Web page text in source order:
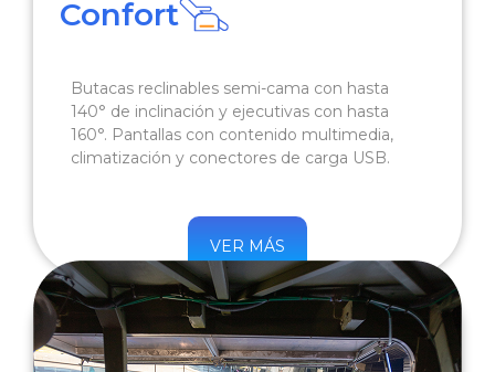
Confort
Butacas reclinables semi-cama con hasta
140° de inclinación y ejecutivas con hasta
160°. Pantallas con contenido multimedia,
climatización y conectores de carga USB.
VER MÁS